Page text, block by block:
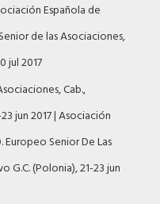
Española de
de las Asociaciones,
jul 2017
Cab.,
jun 2017 | Asociación
Europeo Senior De Las
G.C. (Polonia), 21-23 jun